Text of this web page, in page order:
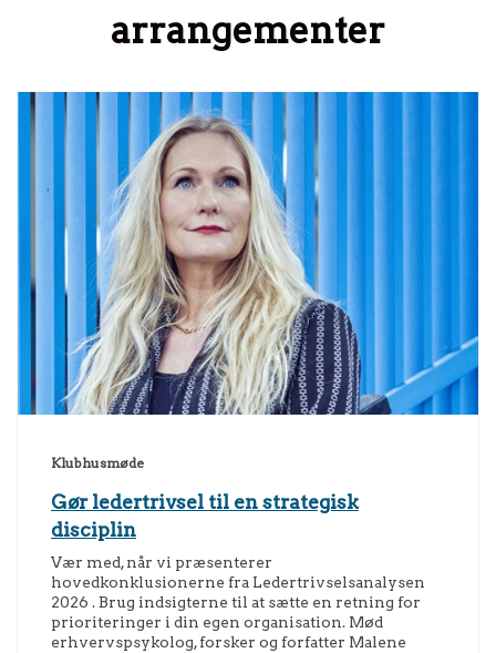
arrangementer
Klubhusmøde
Gør ledertrivsel til en strategisk
disciplin
Vær med, når vi præsenterer
hovedkonklusionerne fra Ledertrivselsanalysen
2026 . Brug indsigterne til at sætte en retning for
prioriteringer i din egen organisation. Mød
erhvervspsykolog, forsker og forfatter Malene